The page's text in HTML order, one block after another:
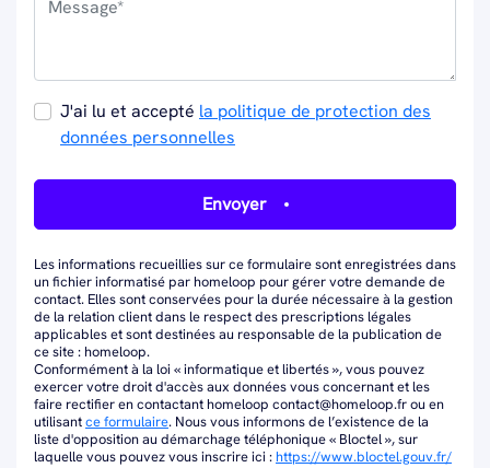
J'ai lu et accepté la politique de protection des
données personnelles
Envoyer
Les informations recueillies sur ce formulaire sont enregistrées dans
un fichier informatisé par homeloop pour gérer votre demande de
contact. Elles sont conservées pour la durée nécessaire à la gestion
de la relation client dans le respect des prescriptions légales
applicables et sont destinées au responsable de la publication de
ce site : homeloop.
Conformément à la loi « informatique et libertés », vous pouvez
exercer votre droit d'accès aux données vous concernant et les
faire rectifier en contactant homeloop contact@homeloop.fr ou en
utilisantce formulaire. Nous vous informons de l’existence de la
liste d'opposition au démarchage téléphonique « Bloctel », sur
laquelle vous pouvez vous inscrire ici : https://www.bloctel.gouv.fr/